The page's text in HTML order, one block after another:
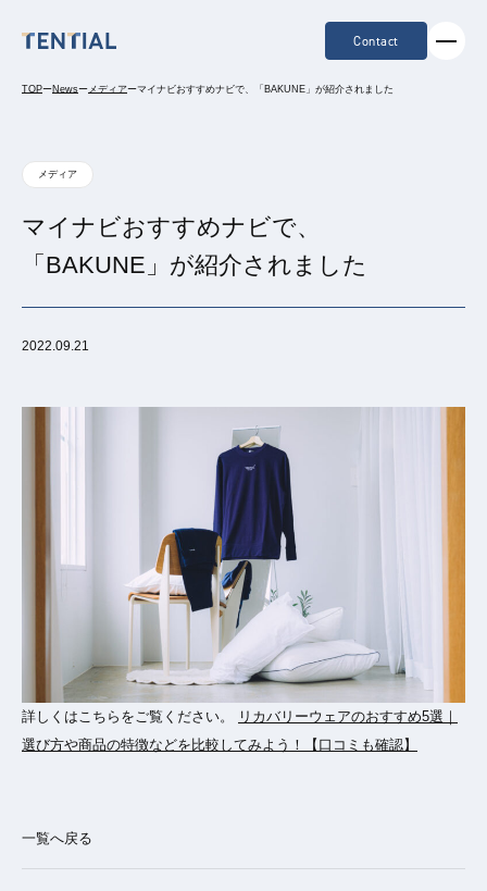
Contact
TOPーNewsーメディアーマイナビおすすめナビで、「BAKUNE」が紹介されました
メディア
マイナビおすすめナビで、
「BAKUNE」が紹介されました
2022.09.21
詳しくはこちらをご覧ください。
リカバリーウェアのおすすめ5選｜
選び方や商品の特徴などを比較してみよう！【口コミも確認】
一覧へ戻る